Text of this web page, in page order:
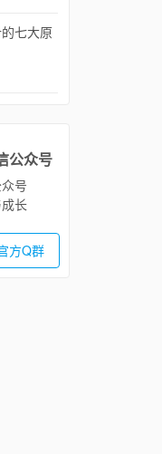
七大原
公众号
号
长
方Q群